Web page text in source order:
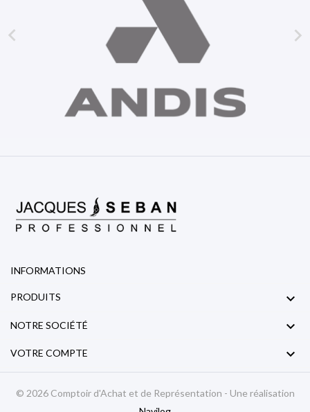
 
INFORMATIONS
PRODUITS 
NOTRE SOCIÉTÉ 
VOTRE COMPTE 
© 2026 Comptoir d'Achat et de Représentation - Une réalisation